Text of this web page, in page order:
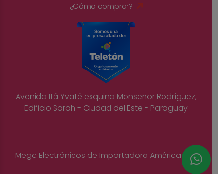
¿Cómo comprar?
Avenida Itá Yvaté esquina Monseñor Rodríguez,
Edificio Sarah - Ciudad del Este - Paraguay
Mega Electrónicos de Importadora Américas S.A